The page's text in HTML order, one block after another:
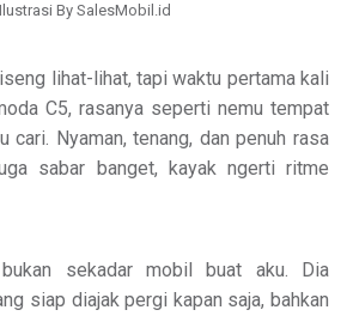
Ilustrasi By SalesMobil.id
lihat-lihat, tapi waktu pertama kali
C5, rasanya seperti nemu tempat
cari. Nyaman, tenang, dan penuh rasa
sabar banget, kayak ngerti ritme
sekadar mobil buat aku. Dia
siap diajak pergi kapan saja, bahkan